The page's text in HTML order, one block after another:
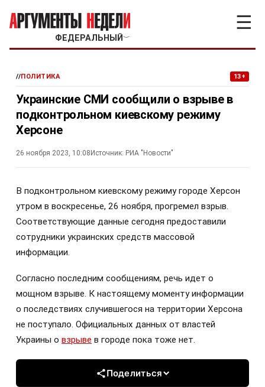
ФЕДЕРАЛЬНЫЙ ﹀
☰
//ПОЛИТИКА 13+
Украинские СМИ сообщили о взрыве в
подконтрольном киевскому режиму
Херсоне
26 ноября 2023, 10:08 Источник: РИА "Новости"
В подконтрольном киевскому режиму городе Херсон
утром в воскресенье, 26 ноября, прогремел взрыв.
Соответствующие данные сегодня предоставили
сотрудники украинских средств массовой
информации.
Согласно последним сообщениям, речь идет о
мощном взрыве. К настоящему моменту информации
о последствиях случившегося на территории Херсона
не поступало. Официальных данных от властей
Украины о взрыве в городе пока тоже нет.
Поделиться